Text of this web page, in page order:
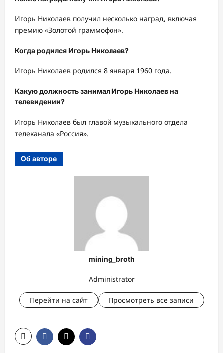
Игорь Николаев получил несколько наград, включая
премию «Золотой граммофон».
Когда родился Игорь Николаев?
Игорь Николаев родился 8 января 1960 года.
Какую должность занимал Игорь Николаев на
телевидении?
Игорь Николаев был главой музыкального отдела
телеканала «Россия».
Об авторе
mining_broth
Administrator
Перейти на сайт Просмотреть все записи